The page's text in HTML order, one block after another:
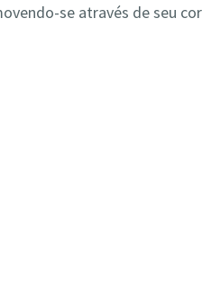
se através de seu